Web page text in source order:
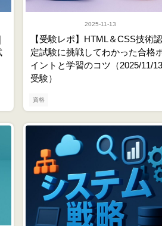
資格
2025-11-13
【受験レポ】HTML＆CSS技術認
定試験に挑戦してわかった合格
イントと学習のコツ（2025/11/13
受験）